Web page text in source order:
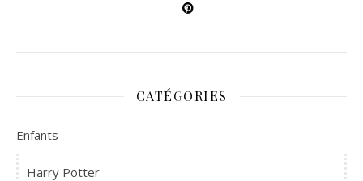
CATÉGORIES
Enfants
Harry Potter